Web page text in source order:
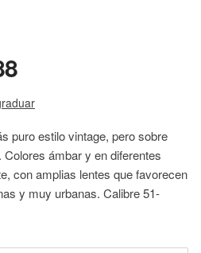
puro estilo vintage, pero sobre
ámbar y en diferentes
con amplias lentes que favorecen
y muy urbanas. Calibre 51-